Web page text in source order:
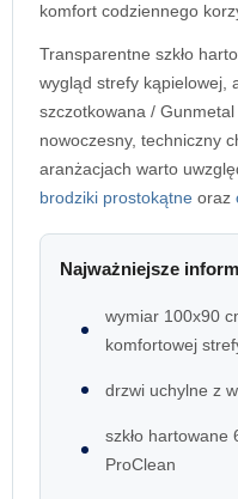
komfort codziennego
Transparentne szkło
wygląd strefy kąpielowej,
szczotkowana /
nowoczesny, techniczny
aranżacjach warto
brodziki prostokątne oraz
Najważniejsze
wymiar 100x90
komfortowej
drzwi uchylne z
szkło hartowane
ProClean